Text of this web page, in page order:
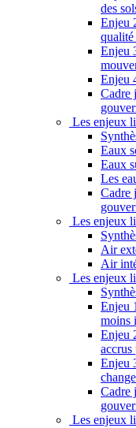
des
Enjeu
qualité
Enjeu
Enjeu
Cadre
Les enjeux
Eaux
Eaux
Les
Cadre
Les enjeux
Air
Air
Les enjeux
Enjeu
moins
Enjeu
Enjeu
Cadre
Les enjeux